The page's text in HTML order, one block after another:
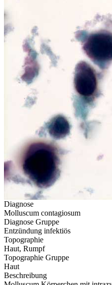
Diagnose
Molluscum contagiosum
Diagnose Gruppe
Entzündung infektiös
Topographie
Haut, Rumpf
Topographie Gruppe
Haut
Beschreibung